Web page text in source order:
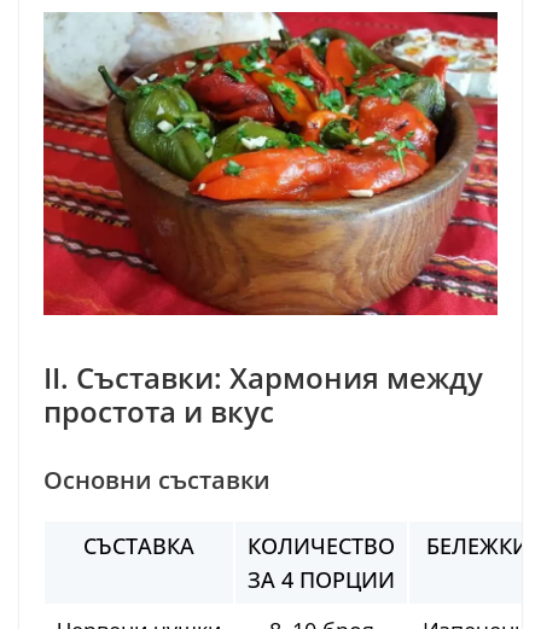
II. Съставки: Хармония между
простота и вкус
Основни съставки
СЪСТАВКА
КОЛИЧЕСТВО
ЗА 4 ПОРЦИИ
БЕЛЕЖКИ